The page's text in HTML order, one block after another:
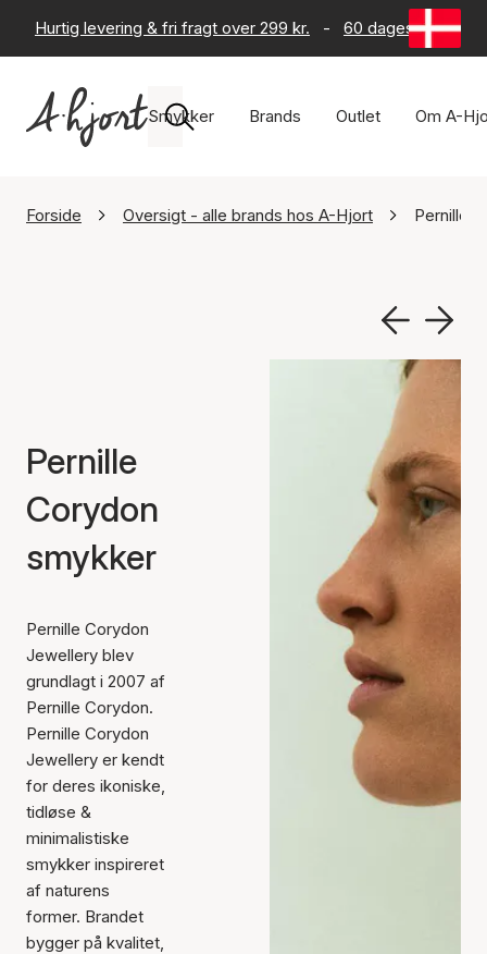
Hurtig levering & fri fragt over 299 kr. - 60 dages returret
Smykker Brands Outlet Om A-
Forside Oversigt - alle brands hos A-Hjort Pernille
Pernille
Corydon
smykker
Pernille Corydon
Jewellery blev
grundlagt i 2007 af
Pernille Corydon.
Pernille Corydon
Jewellery er kendt
for deres ikoniske,
tidløse &
minimalistiske
smykker inspireret
af naturens
former. Brandet
bygger på kvalitet,